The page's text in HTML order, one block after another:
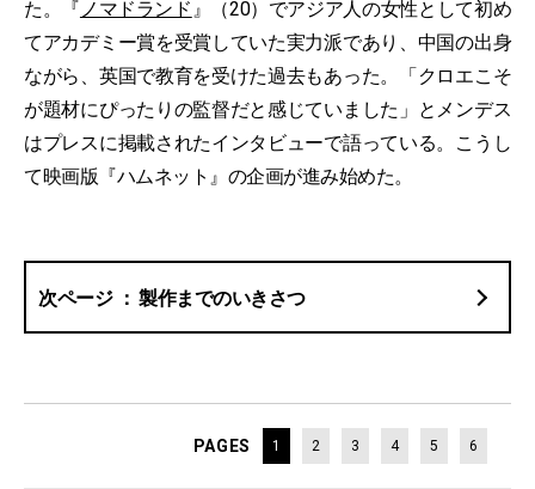
た。『 ノマドランド 』（20）でアジア人の女性として初め
てアカデミー賞を受賞していた実力派であり、中国の出身
ながら、英国で教育を受けた過去もあった。「クロエこそ
が題材にぴったりの監督だと感じていました」とメンデス
はプレスに掲載されたインタビューで語っている。こうし
て映画版『ハムネット』の企画が進み始めた。
製作までのいきさつ
PAGES 1 2 3 4 5 6